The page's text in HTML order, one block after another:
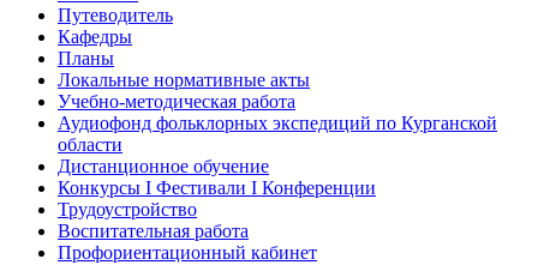
Путеводитель
Кафедры
Планы
Локальные нормативные акты
Учебно-методическая работа
Аудиофонд фольклорных экспедиций по Курганской
области
Дистанционное обучение
Конкурсы I Фестивали I Конференции
Трудоустройство
Воспитательная работа
Профориентационный кабинет